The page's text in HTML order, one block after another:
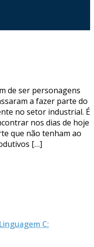
de ser personagens
a fazer parte do
no setor industrial. É
nos dias de hoje
que não tenham ao
[…]
C: